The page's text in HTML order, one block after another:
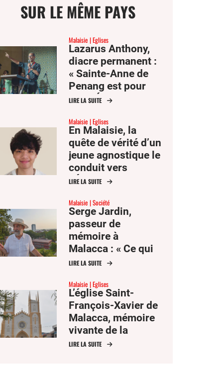
SUR LE MÊME PAYS
Malaisie Eglises
Lazarus Anthony,
diacre permanent :
« Sainte-Anne de
Penang est pour
moi l’Église comme
LIRE LA SUITE
Malaisie Eglises
En Malaisie, la
quête de vérité d’un
jeune agnostique le
conduit vers
l’Église
LIRE LA SUITE
Malaisie Société
Serge Jardin,
passeur de
mémoire à
Malacca : « Ce qui
m’a attiré en
peut-être qu’il n’y
avait rien à voir »
LIRE LA SUITE
Malaisie Eglises
L’église Saint-
François-Xavier de
Malacca, mémoire
vivante de la
mission en
LIRE LA SUITE